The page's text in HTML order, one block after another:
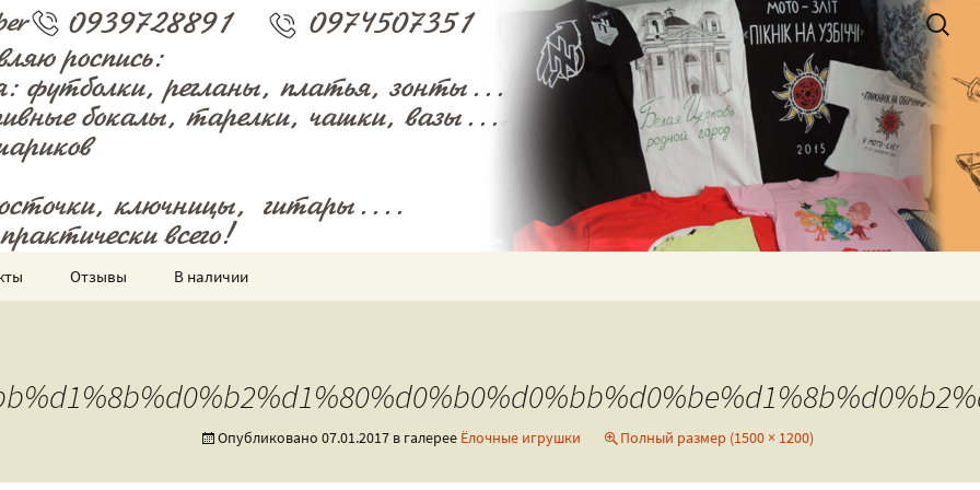
мастерская by_NewRock
всякого разного!
Отзывы В наличии
Найти:
Опубликовано 07.01.2017 в галерее Ёлочные игрушки Полный размер (1500 × 1200)